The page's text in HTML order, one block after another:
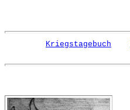
Kriegstagebuch